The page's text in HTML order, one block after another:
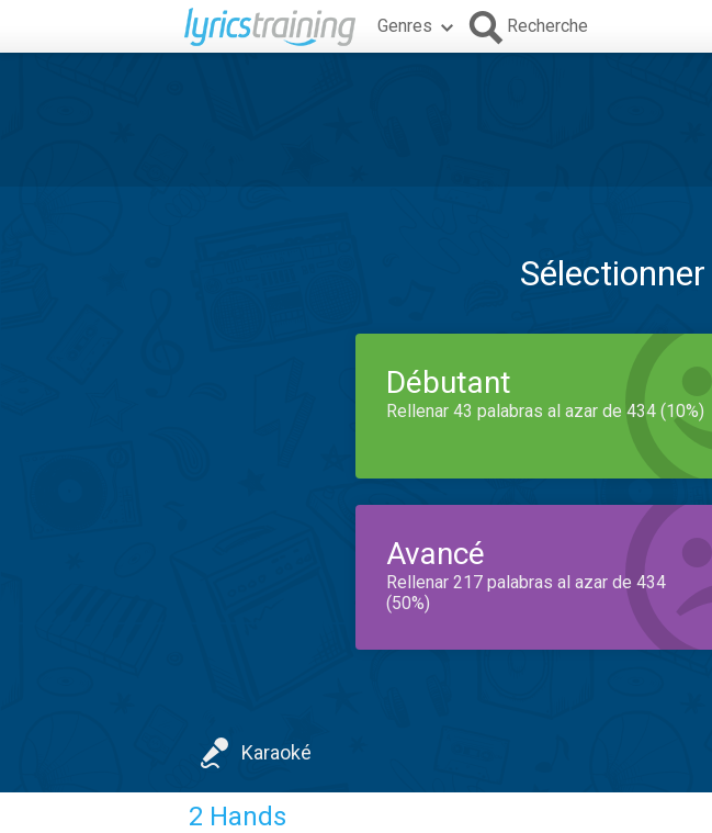
Genres Recherche
Débutant
Rellenar 43 palabras al azar de 434 (10%)
Avancé
Rellenar 217 palabras al azar de 434
(50%)
Karaoké
2 Hands